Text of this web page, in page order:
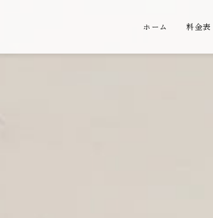
ホーム 料金表